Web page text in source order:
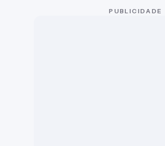
PUBLICIDADE